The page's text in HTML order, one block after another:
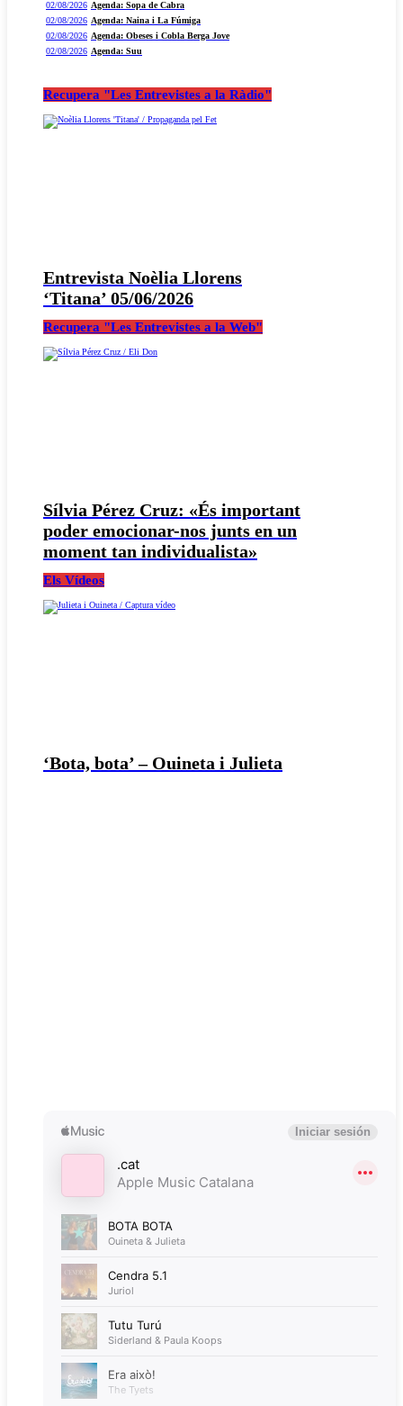
02/08/2026 Agenda: Sopa de Cabra
02/08/2026 Agenda: Naina i La Fúmiga
02/08/2026 Agenda: Obeses i Cobla Berga Jove
02/08/2026 Agenda: Suu
Recupera "Les Entrevistes a la Ràdio"
Entrevista Noèlia Llorens
‘Titana’ 05/06/2026
Recupera "Les Entrevistes a la Web"
Sílvia Pérez Cruz: «És important
poder emocionar-nos junts en un
moment tan individualista»
Els Vídeos
‘Bota, bota’ – Ouineta i Julieta